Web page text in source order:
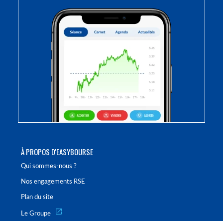
À PROPOS D'EASYBOURSE
Qui sommes-nous ?
Nos engagements RSE
Plan du site
Le Groupe